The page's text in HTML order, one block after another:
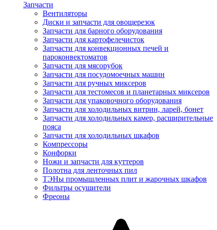
Запчасти
Вентиляторы
Диски и запчасти для овощерезок
Запчасти для барного оборудования
Запчасти для картофелечисток
Запчасти для конвекционных печей и
пароконвектоматов
Запчасти для мясорубок
Запчасти для посудомоечных машин
Запчасти для ручных миксеров
Запчасти для тестомесов и планетарных миксеров
Запчасти для упаковочного оборудования
Запчасти для холодильных витрин, ларей, бонет
Запчасти для холодильных камер, расширительные
пояса
Запчасти для холодильных шкафов
Компрессоры
Конфорки
Ножи и запчасти для куттеров
Полотна для ленточных пил
ТЭНы промышленных плит и жарочных шкафов
Фильтры осушители
Фреоны